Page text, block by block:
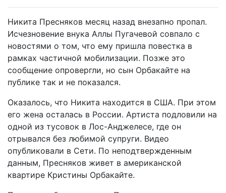
Никита Пресняков месяц назад внезапно пропал.
Исчезновение внука Аллы Пугачевой совпало с
новостями о том, что ему пришла повестка в
рамках частичной мобилизации. Позже это
сообщение опровергли, но сын Орбакайте на
публике так и не показался.
Оказалось, что Никита находится в США. При этом
его жена осталась в России. Артиста подловили на
одной из тусовок в Лос-Анджелесе, где он
отрывался без любимой супруги. Видео
опубликовали в Сети. По неподтвержденным
данным, Пресняков живет в американской
квартире Кристины Орбакайте.